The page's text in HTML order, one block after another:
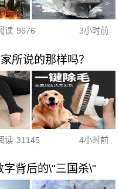
读 9676 3小时前
所说的那样吗？
读 31145 4小时前
背后的\"三国杀\"